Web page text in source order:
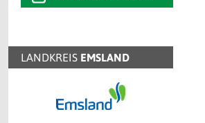
LANDKREIS EMSLAND